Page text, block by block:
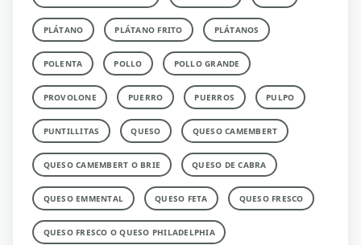
PLÁTANO PLÁTANO FRITO PLÁTANOS
POLENTA POLLO POLLO GRANDE
PROVOLONE PUERRO PUERROS PULPO
PUNTILLITAS QUESO QUESO CAMEMBERT
QUESO CAMEMBERT O BRIE QUESO DE CABRA
QUESO EMMENTAL QUESO FETA QUESO FRESCO
QUESO FRESCO O QUESO PHILADELPHIA